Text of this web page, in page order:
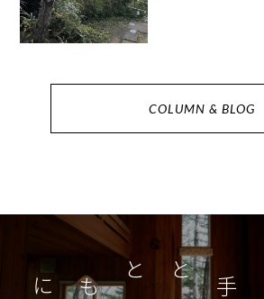
COLUMN & BLOG
つくり手とともに